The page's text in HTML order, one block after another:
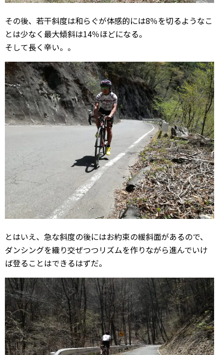
その後、若干斜度は和らぐが体感的には8％を切るようなこ
とは少なく最大傾斜は14％ほどになる。
そして長く辛い。。
とはいえ、急な斜度の後にはお約束の緩斜面があるので、
ダンシングを織り交ぜつつリズムを作りながら進んでいけ
ば登ることはできるはずだ。